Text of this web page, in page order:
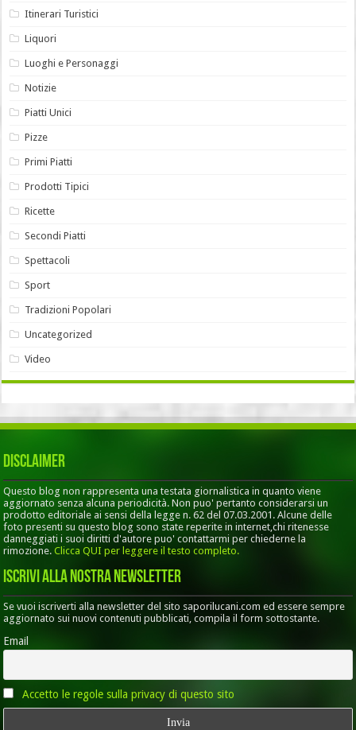
Itinerari Turistici
Liquori
Luoghi e Personaggi
Notizie
Piatti Unici
Pizze
Primi Piatti
Prodotti Tipici
Ricette
Secondi Piatti
Spettacoli
Sport
Tradizioni Popolari
Uncategorized
Video
Disclaimer
Questo blog non rappresenta una testata giornalistica in quanto viene
aggiornato senza alcuna periodicità. Non puo' pertanto considerarsi un
prodotto editoriale ai sensi della legge n. 62 del 07.03.2001. Alcune delle
foto presenti su questo blog sono state reperite in internet,chi ritenesse
danneggiati i suoi diritti d'autore puo' contattarmi per chiederne la
rimozione.Clicca QUI per leggere il testo completo.
Iscrivi alla nostra Newsletter
Se vuoi iscriverti alla newsletter del sito saporilucani.com ed essere sempre
aggiornato sui nuovi contenuti pubblicati, compila il form sottostante.
Email
Accetto le regole sulla privacy di questo sito